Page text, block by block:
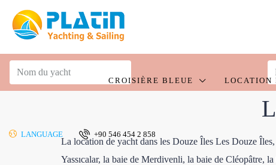
CROISIÈRE BLEUE LOCATION
LANGUAGE +90 546 454 2 858
La location de yacht dans les Douze Îles Les Douze
Yassıcalar, la baie de Merdivenli, la baie de Cléopâtre,